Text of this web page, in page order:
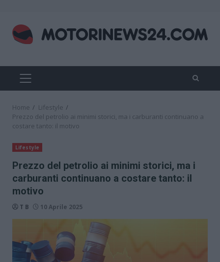
content
PRIMARY
MENU
Home
Lifestyle
Prezzo del petrolio ai minimi storici, ma i carburanti continuano a
costare tanto: il motivo
Lifestyle
Prezzo del petrolio ai minimi storici, ma i
carburanti continuano a costare tanto: il
motivo
T B 10 Aprile 2025